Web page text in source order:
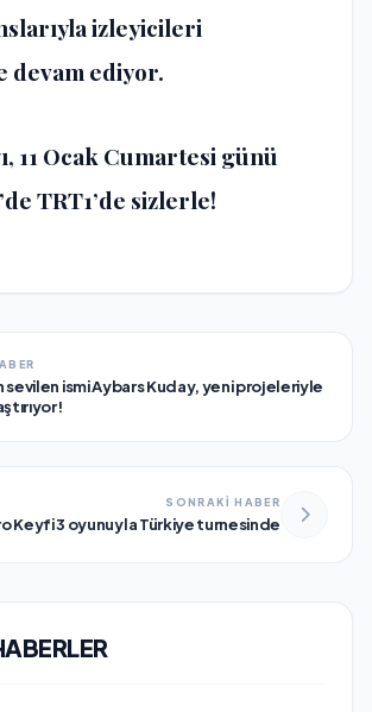
izleyicileri
devam ediyor.
11 Ocak Cumartesi günü
TRT1’de sizlerle!
sevilen ismi Aybars Kuday, yeni projeleriyle
SONRAKİ HABER
Keyfi 3 oyunuyla Türkiye turnesinde